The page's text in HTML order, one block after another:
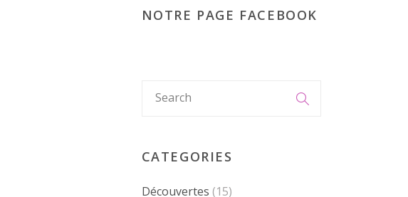
NOTRE PAGE FACEBOOK
CATEGORIES
Découvertes (15)